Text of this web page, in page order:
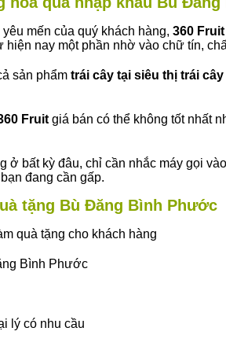
mến của quý khách hàng, 360 Fruit
hiện nay một phần nhờ vào chữ tín,
sản phẩm trái cây tại siêu thị trái
Fruit giá bán có thể không tốt nhất
ở bất kỳ đâu, chỉ cần nhắc máy gọi
đang cần gấp.
tặng Bù Đăng Bình Phước
quà tặng cho khách hàng
Bình Phước
lý có nhu cầu